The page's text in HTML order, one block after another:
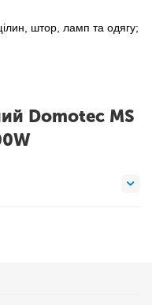
штор, ламп та одягу;
Domotec MS